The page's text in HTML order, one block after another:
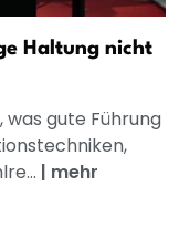
Haltung nicht
was gute Führung
| mehr